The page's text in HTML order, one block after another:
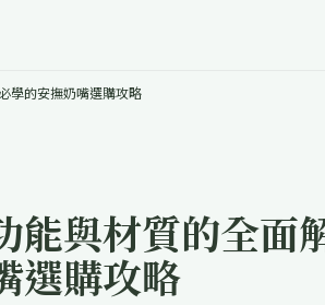
學的安撫奶嘴選購攻略
能與材質的全面
選購攻略